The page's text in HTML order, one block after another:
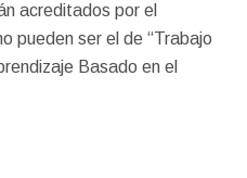
acreditados por el
pueden ser el de “Trabajo
Basado en el